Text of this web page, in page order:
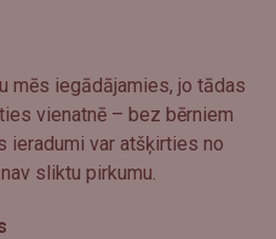
mēs iegādājamies, jo tādas
vienatnē – bez bērniem
ieradumi var atšķirties no
sliktu pirkumu.